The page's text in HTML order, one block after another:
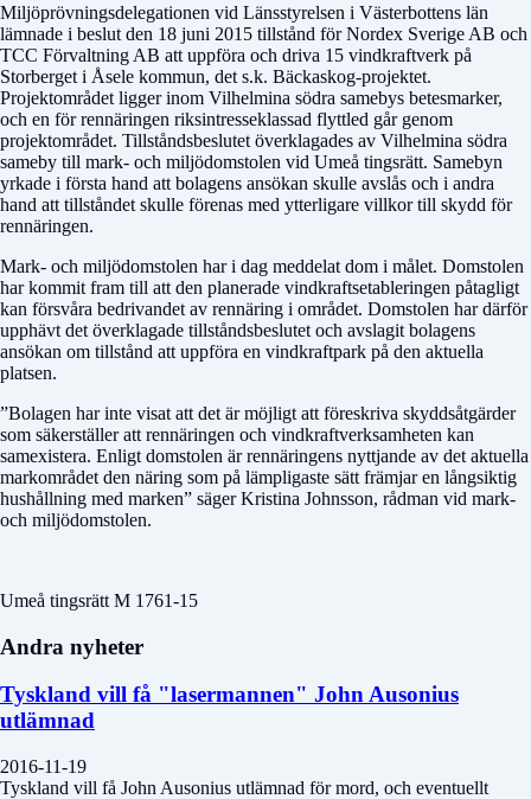
Miljöprövningsdelegationen vid Länsstyrelsen i Västerbottens län
lämnade i beslut den 18 juni 2015 tillstånd för Nordex Sverige AB och
TCC Förvaltning AB att uppföra och driva 15 vindkraftverk på
Storberget i Åsele kommun, det s.k. Bäckaskog-projektet.
Projektområdet ligger inom Vilhelmina södra samebys betesmarker,
och en för rennäringen riksintresseklassad flyttled går genom
projektområdet. Tillståndsbeslutet överklagades av Vilhelmina södra
sameby till mark- och miljödomstolen vid Umeå tingsrätt. Samebyn
yrkade i första hand att bolagens ansökan skulle avslås och i andra
hand att tillståndet skulle förenas med ytterligare villkor till skydd för
rennäringen.
Mark- och miljödomstolen har i dag meddelat dom i målet. Domstolen
har kommit fram till att den planerade vindkraftsetableringen påtagligt
kan försvåra bedrivandet av rennäring i området. Domstolen har därför
upphävt det överklagade tillståndsbeslutet och avslagit bolagens
ansökan om tillstånd att uppföra en vindkraftpark på den aktuella
platsen.
”Bolagen har inte visat att det är möjligt att föreskriva skyddsåtgärder
som säkerställer att rennäringen och vindkraftverksamheten kan
samexistera. Enligt domstolen är rennäringens nyttjande av det aktuella
markområdet den näring som på lämpligaste sätt främjar en långsiktig
hushållning med marken” säger Kristina Johnsson, rådman vid mark-
och miljödomstolen.
Umeå tingsrätt M 1761-15
Andra nyheter
Tyskland vill få "lasermannen" John Ausonius
utlämnad
2016-11-19
Tyskland vill få John Ausonius utlämnad för mord, och eventuellt